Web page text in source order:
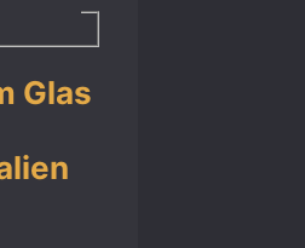
Glas